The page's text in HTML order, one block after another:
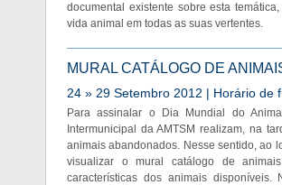
documental existente sobre esta
vida animal em todas as suas vertentes.
MURAL CATÁLOGO DE
24 » 29 Setembro 2012 | Horário de
Para assinalar o Dia Mundial do
Intermunicipal da AMTSM realizam, na
animais abandonados. Nesse sentido, ao
visualizar o mural catálogo de
características dos animais